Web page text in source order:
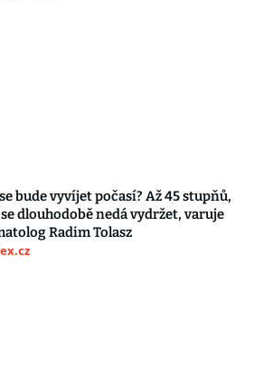
bude vyvíjet počasí? Až 45 stupňů,
dlouhodobě nedá vydržet, varuje
Radim Tolasz